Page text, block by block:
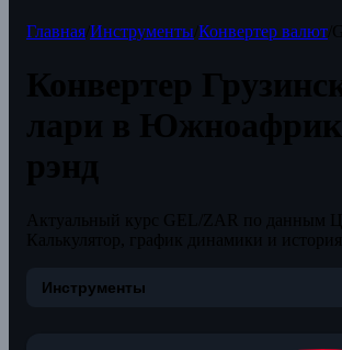
Главная Инструменты Конвертер валют
Инструменты